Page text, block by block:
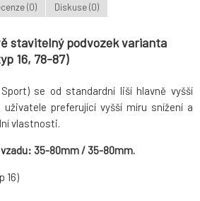
(0) Diskuse (0)
stavitelný podvozek varianta
16, 78-87)
se od standardní liší hlavně vyšší
preferující vyšší míru snížení a
vlastnosti.
35-80mm / 35-80mm.
16)